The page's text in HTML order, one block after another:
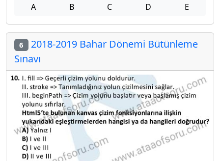
A B C D E
6 2018-2019 Bahar Dönemi Bütünleme
Sınavı